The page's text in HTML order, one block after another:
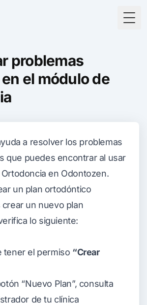
problemas
el módulo de
a resolver los problemas
que puedes encontrar al usar
en Odontozen.
un plan ortodóntico
un nuevo plan
lo siguiente:
tener el permiso “Crear
“Nuevo Plan”, consulta
de tu clínica